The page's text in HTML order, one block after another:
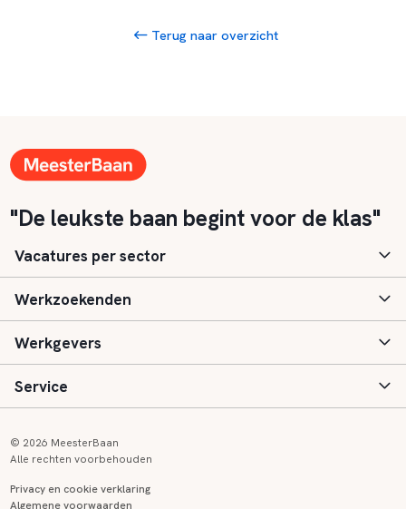
Terug naar overzicht
"De leukste baan begint voor de klas"
Vacatures per sector
Basisonderwijs
Speciaal (basis) onderwijs
Voortgezet onderwijs
Werkzoekenden
Aanmelden
Vacatures
Werkgevers
Inloggen
Service
© 2026 MeesterBaan
Alle rechten voorbehouden
Privacy en cookie verklaring
Algemene voorwaarden